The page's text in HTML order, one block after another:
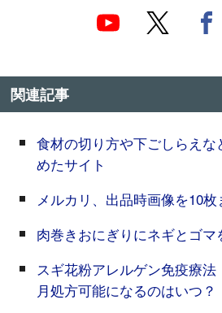
関連記事
食材の切り方や下ごしらえな
めたサイト
メルカリ、出品時画像を10
肉巻きおにぎりにネギとゴ
スギ花粉アレルゲン免疫療
月処方可能になるのはいつ？